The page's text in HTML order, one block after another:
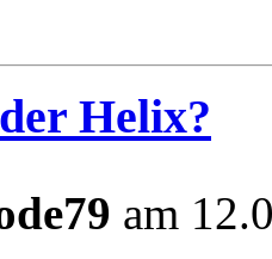
Helix?
am